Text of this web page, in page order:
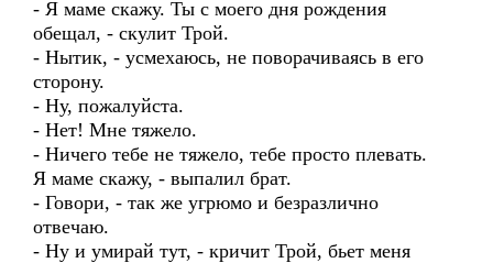
- Я маме скажу. Ты с моего дня рождения
обещал, - скулит Трой.
- Нытик, - усмехаюсь, не поворачиваясь в его
сторону.
- Ну, пожалуйста.
- Нет! Мне тяжело.
- Ничего тебе не тяжело, тебе просто плевать.
Я маме скажу, - выпалил брат.
- Говори, - так же угрюмо и безразлично
отвечаю.
- Ну и умирай тут, - кричит Трой, бьет меня